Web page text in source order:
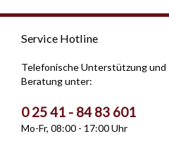
Service Hotline
Telefonische Unterstützung und
Beratung unter:
0 25 41 - 84 83 601
Mo-Fr, 08:00 - 17:00 Uhr